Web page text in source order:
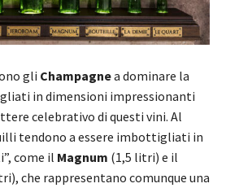
gli Champagnea dominare la
in dimensioni impressionanti
celebrativo di questi vini. Al
tendono a essere imbottigliati in
come il Magnum (1,5 litri) e il
che rappresentano comunque una